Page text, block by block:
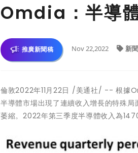
Omdia：半導
推廣新聞稿 Nov 22,2022 新聞
倫敦2022年11月22日 /美通社/ -- 根據
半導體市場出現了連續收入增長的特殊
萎縮。2022年第三季度半導體收入為